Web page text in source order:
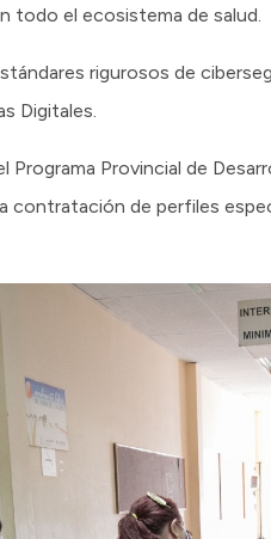
todo el ecosistema de salud.
rigurosos de
Digitales.
Programa Provincial de
contratación de perfiles